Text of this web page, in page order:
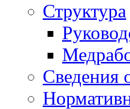
Структура
Сведения